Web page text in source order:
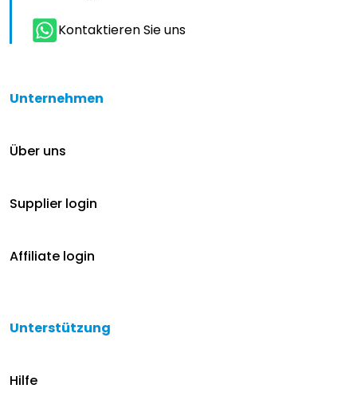
Kontaktieren Sie uns
Unternehmen
Über uns
Supplier login
Affiliate login
Unterstützung
Hilfe